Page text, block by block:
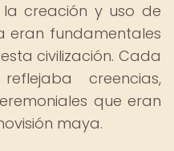
creación y uso de
eran fundamentales
civilización. Cada
creencias,
que eran
maya.